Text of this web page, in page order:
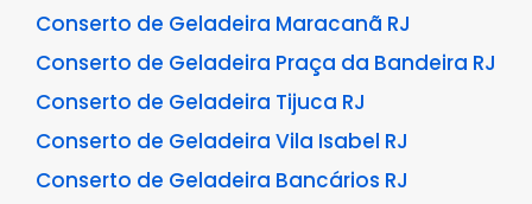
Conserto de Geladeira Maracanã RJ
Conserto de Geladeira Praça da Bandeira RJ
Conserto de Geladeira Tijuca RJ
Conserto de Geladeira Vila Isabel RJ
Conserto de Geladeira Bancários RJ